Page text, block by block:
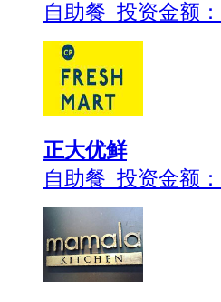
自助餐 投资金额：
正大优鲜
自助餐 投资金额：